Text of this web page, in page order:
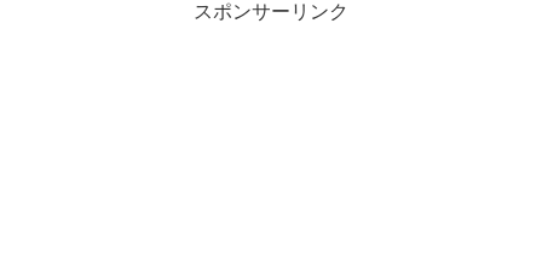
スポンサーリンク